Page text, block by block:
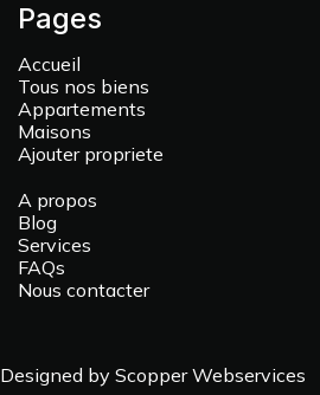
Pages
Accueil
Tous nos biens
Appartements
Maisons
Ajouter propriete
A propos
Blog
Services
FAQs
Nous contacter
Designed by Scopper Webservices